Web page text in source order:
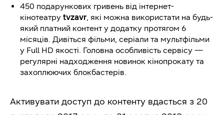
450 подарункових гривень від інтернет-
кінотеатру tvzavr, які можна використати на будь-
який платний контент у додатку протягом 6
місяців. Дивіться фільми, серіали та мультфільми
у Full HD якості. Головна особливість сервісу —
регулярні надходження новинок кінопрокату та
захоплюючих блокбастерів.
Активувати доступ до контенту вдасться з 20